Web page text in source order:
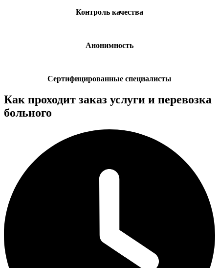
Контроль качества
Анонимность
Сертифицированные специалисты
Как проходит заказ услуги и перевозка
больного